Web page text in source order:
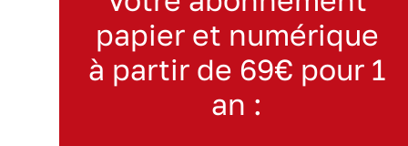
papier et numérique
à partir de 69€ pour 1
an :